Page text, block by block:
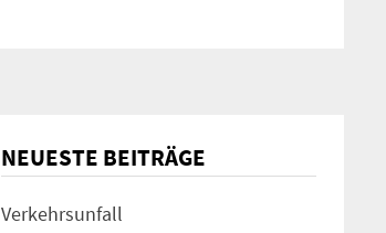
NEUESTE BEITRÄGE
Verkehrsunfall